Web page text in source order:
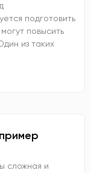
подготовить
повысить
из таких
сложная и